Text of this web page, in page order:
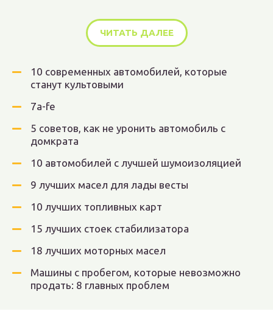
ЧИТАТЬ ДАЛЕЕ
10 современных автомобилей, которые
станут культовыми
7a-fe
5 советов, как не уронить автомобиль с
домкрата
10 автомобилей с лучшей шумоизоляцией
9 лучших масел для лады весты
10 лучших топливных карт
15 лучших стоек стабилизатора
18 лучших моторных масел
Машины с пробегом, которые невозможно
продать: 8 главных проблем